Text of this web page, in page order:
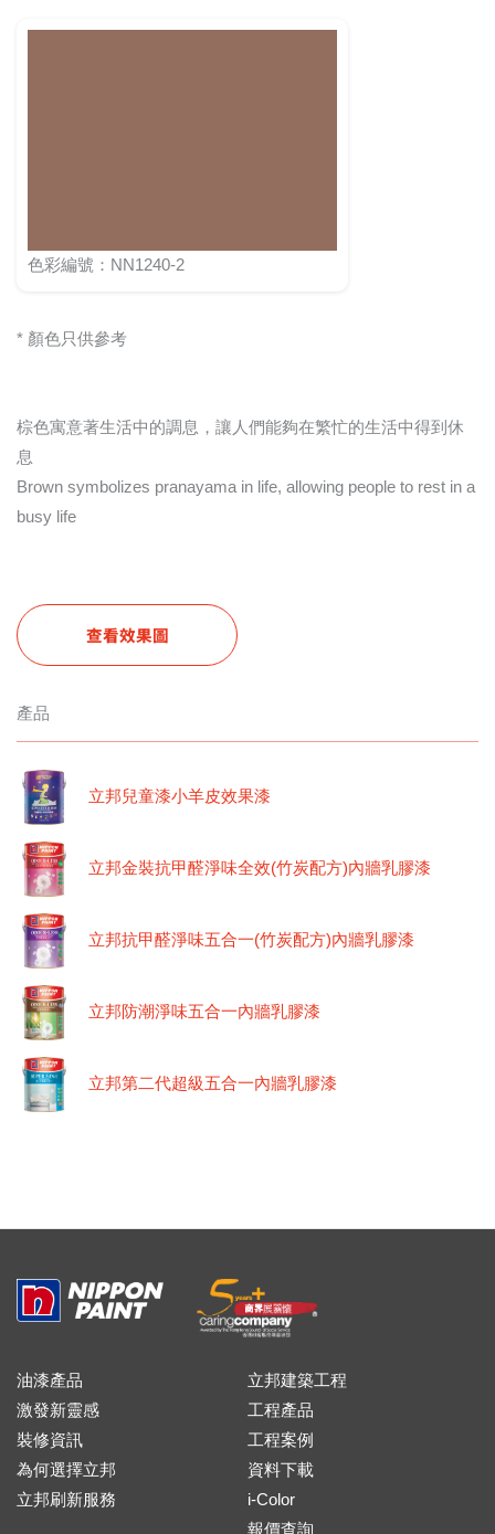
色彩編號：NN1240-2
* 顏色只供參考
棕色寓意著生活中的調息，讓人們能夠在繁忙的生活中得到休
息
Brown symbolizes pranayama in life, allowing people to rest in a
busy life
查看效果圖
產品
立邦兒童漆小羊皮效果漆
立邦金裝抗甲醛淨味全效(竹炭配方)內牆乳膠漆
立邦抗甲醛淨味五合一(竹炭配方)內牆乳膠漆
立邦防潮淨味五合一內牆乳膠漆
立邦第二代超級五合一內牆乳膠漆
油漆產品
激發新靈感
裝修資訊
為何選擇立邦
立邦刷新服務
立邦建築工程
工程產品
工程案例
資料下載
i-Color
報價查詢